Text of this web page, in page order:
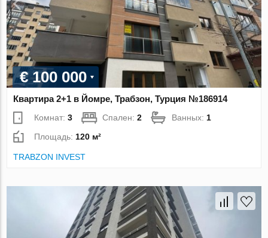
€ 100 000
Квартира 2+1 в Йомре, Трабзон, Турция №186914
Комнат:3 Спален:2 Ванных: 1
Площадь: 120 м²
TRABZON INVEST